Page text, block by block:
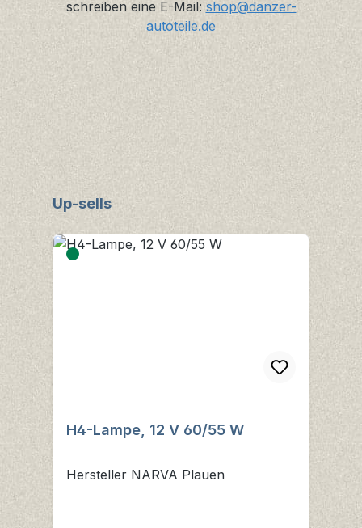
schreiben eine E-Mail: shop@danzer-
autoteile.de
Produktgalerie überspringen
Up-sells
H4-Lampe, 12 V 60/55 W
Hersteller NARVA Plauen